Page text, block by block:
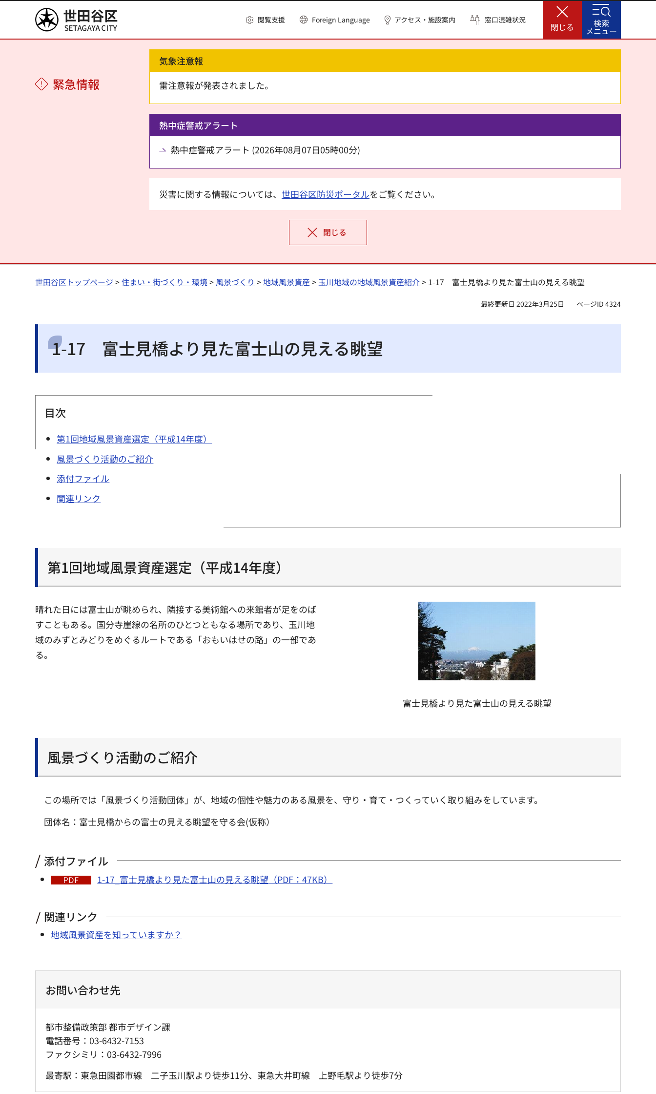
世田谷区 閲覧支援 Foreign Language アクセス・施設案内 窓口混雑状況
閉じる
緊急情報
気象注意報
雷注意報が発表されました。
熱中症警戒アラート
熱中症警戒アラート (2026年08月07日05時00分)
災害に関する情報については、 世田谷区防災ポータルをご覧ください。
閉じる
検索
メニュー
世田谷区トップページ >住まい・街づくり・環境> 風景づくり >地域風景資産> 玉川地域の地域風景資産紹介> 1-17 富士見橋より見た富士山の見える眺望
最終更新日 2022年3月25日 ページID 4324
1-17 富士見橋より見た富士山の見える眺望
目次
第1回地域風景資産選定（平成14年度）
風景づくり活動のご紹介
添付ファイル
関連リンク
第1回地域風景資産選定（平成14年度）
晴れた日には富士山が眺められ、隣接する美術館への来館者が足をのば
すこともある。国分寺崖線の名所のひとつともなる場所であり、玉川地
域のみずとみどりをめぐるルートである「おもいはせの路」の一部であ
る。
富士見橋より見た富士山の見える眺望
風景づくり活動のご紹介
この場所では「風景づくり活動団体」が、地域の個性や魅力のある風景を、守り・育て・つくっていく取り組みをしています。
団体名：富士見橋からの富士の見える眺望を守る会(仮称）
添付ファイル
1-17_富士見橋より見た富士山の見える眺望（PDF：47KB）
関連リンク
地域風景資産を知っていますか？
お問い合わせ先
都市整備政策部 都市デザイン課
電話番号：03-6432-7153
ファクシミリ：03-6432-7996
最寄駅：東急田園都市線 二子玉川駅より徒歩11分、東急大井町線 上野毛駅より徒歩7分